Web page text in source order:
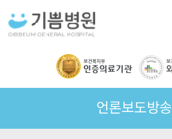
언론보도방송